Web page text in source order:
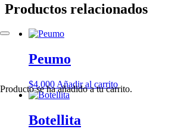
Productose ha añadido a tu carrito.
Productos relacionados
Peumo
$4.000 Añadir al carrito
Botellita